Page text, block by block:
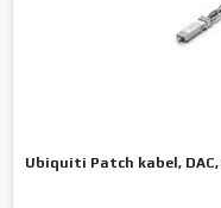
Ubiquiti Patch kabel, DAC,